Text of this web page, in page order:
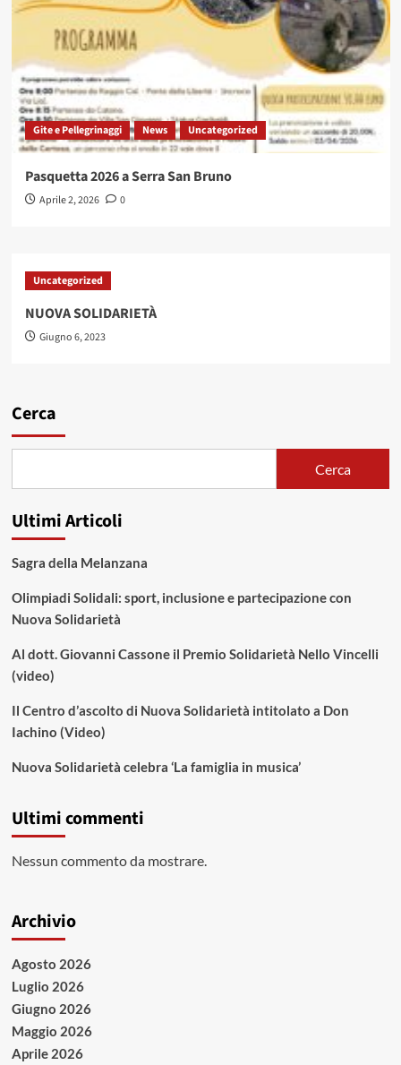
Gite e Pellegrinaggi News Uncategorized
Pasquetta 2026 a Serra San Bruno
Aprile 2, 2026 0
Uncategorized
NUOVA SOLIDARIETÀ
Giugno 6, 2023
Cerca
Cerca
Ultimi Articoli
Sagra della Melanzana
Olimpiadi Solidali: sport, inclusione e partecipazione con
Nuova Solidarietà
Al dott. Giovanni Cassone il Premio Solidarietà Nello Vincelli
(video)
Il Centro d’ascolto di Nuova Solidarietà intitolato a Don
Iachino (Video)
Nuova Solidarietà celebra ‘La famiglia in musica’
Ultimi commenti
Nessun commento da mostrare.
Archivio
Agosto 2026
Luglio 2026
Giugno 2026
Maggio 2026
Aprile 2026